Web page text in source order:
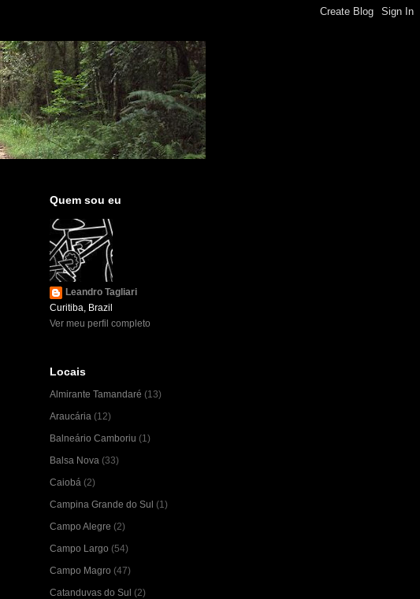
Quem sou eu
Leandro Tagliari
Curitiba, Brazil
Ver meu perfil completo
Locais
Almirante Tamandaré (13)
Araucária (12)
Balneário Camboriu (1)
Balsa Nova (33)
Caiobá (2)
Campina Grande do Sul (1)
Campo Alegre (2)
Campo Largo (54)
Campo Magro (47)
Catanduvas do Sul (2)